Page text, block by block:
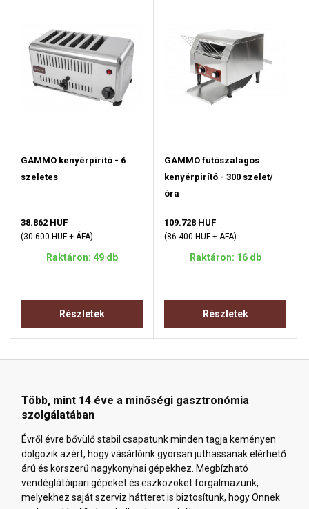
GAMMO kenyérpirító - 6
szeletes
38.862 HUF
(30.600 HUF + ÁFA)
Raktáron: 49 db
Részletek
GAMMO futószalagos
kenyérpirító - 300 szelet/
óra
109.728 HUF
(86.400 HUF + ÁFA)
Raktáron: 16 db
Részletek
Több, mint 14 éve a minőségi gasztronómia
szolgálatában
Évről évre bővülő stabil csapatunk minden tagja keményen
dolgozik azért, hogy vásárlóink gyorsan juthassanak elérhető
árú és korszerű nagykonyhai gépekhez. Megbízható
vendéglátóipari gépeket és eszközöket forgalmazunk,
melyekhez saját szerviz hátteret is biztosítunk, hogy Önnek